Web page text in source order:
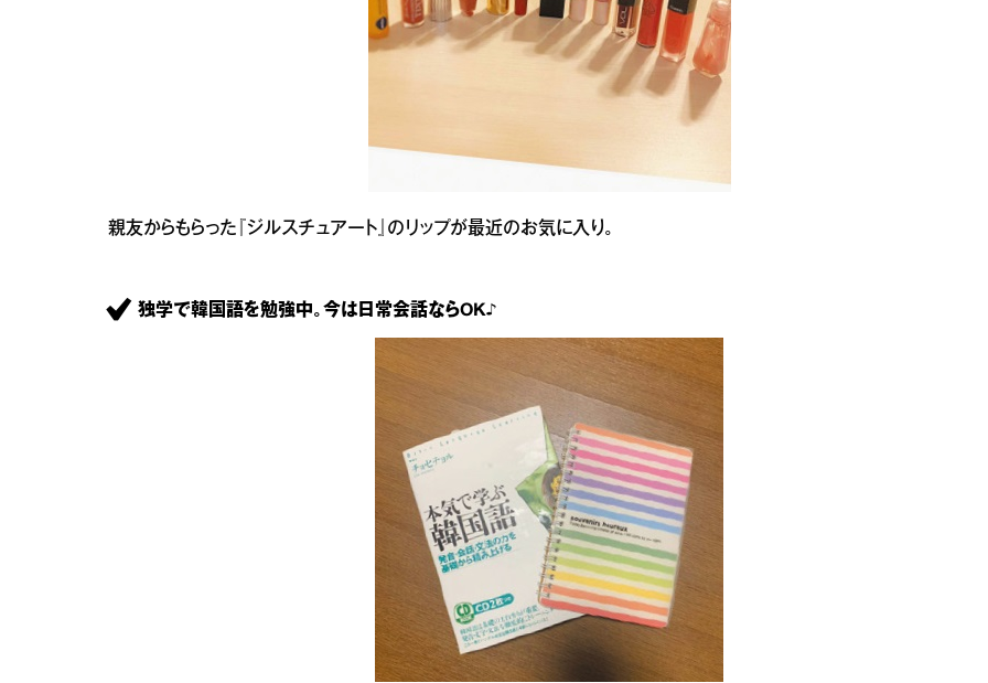
親友からもらった『ジルスチュアート』のリップが最近のお気に入り。
独学で韓国語を勉強中。今は日常会話ならOK♪